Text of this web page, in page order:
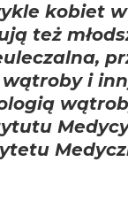
kobiet
też
i